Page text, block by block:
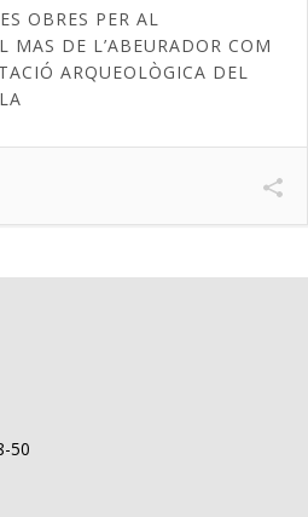
OBRES PER AL
DE L’ABEURADOR COM
ARQUEOLÒGICA DEL
50